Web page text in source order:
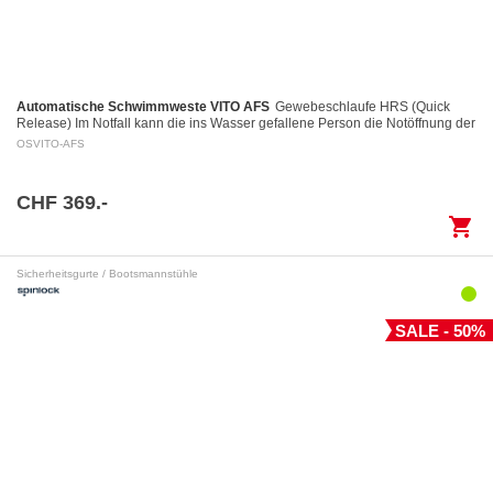
Automatische Schwimmweste VITO AFS Gewebeschlaufe HRS (Quick
Release) Im Notfall kann die ins Wasser gefallene Person die Notöffnung der
Gewebeschlaufe mittels eines Auslöserings…
OSVITO-AFS
CHF 369.-
shopping_cart
Sicherheitsgurte / Bootsmannstühle
SALE - 50%